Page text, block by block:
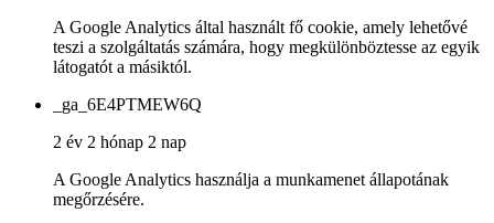
A Google Analytics által használt fő cookie, amely lehetővé
teszi a szolgáltatás számára, hogy megkülönböztesse az egyik
látogatót a másiktól.
_ga_6E4PTMEW6Q
2 év 2 hónap 2 nap
A Google Analytics használja a munkamenet állapotának
megőrzésére.